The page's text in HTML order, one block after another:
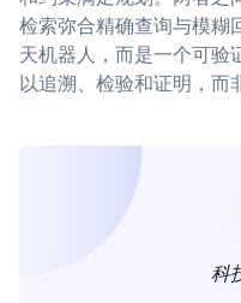
检索弥合精确查询与模糊
天机器人，而是一个可验
以追溯、检验和证明，而
科